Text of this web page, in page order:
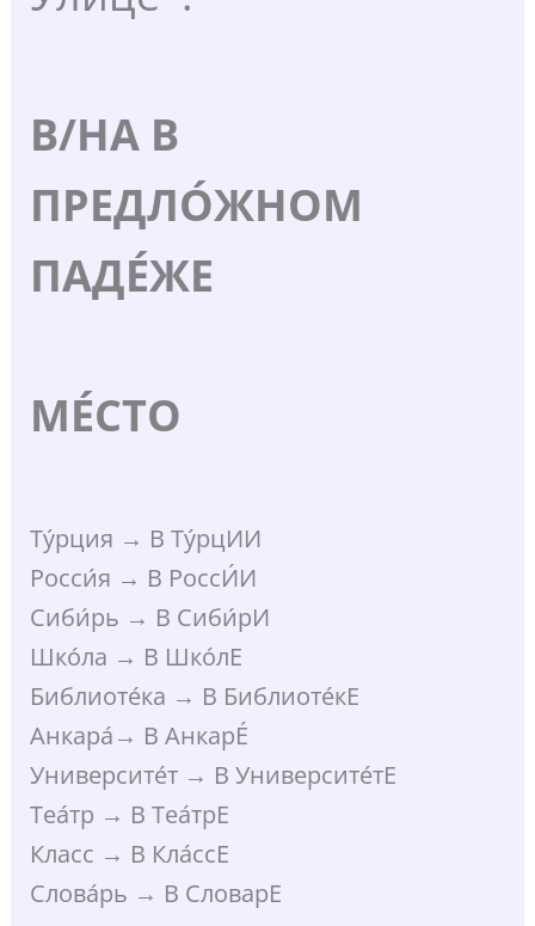
В/НА В
ПРЕДЛО́ЖНОМ
ПАДЕ́ЖЕ
МЕ́СТО
Ту́рция → В Ту́рцИИ
Росси́я → В РоссИ́И
Сиби́рь → В Сиби́рИ
Шко́ла → В Шко́лЕ
Библиоте́ка → В Библиоте́кЕ
Анкара́→ В АнкарЕ́
Университе́т → В Университе́тЕ
Теа́тр → В Теа́трЕ
Класс → В Кла́ссЕ
Слова́рь → В СловарЕ